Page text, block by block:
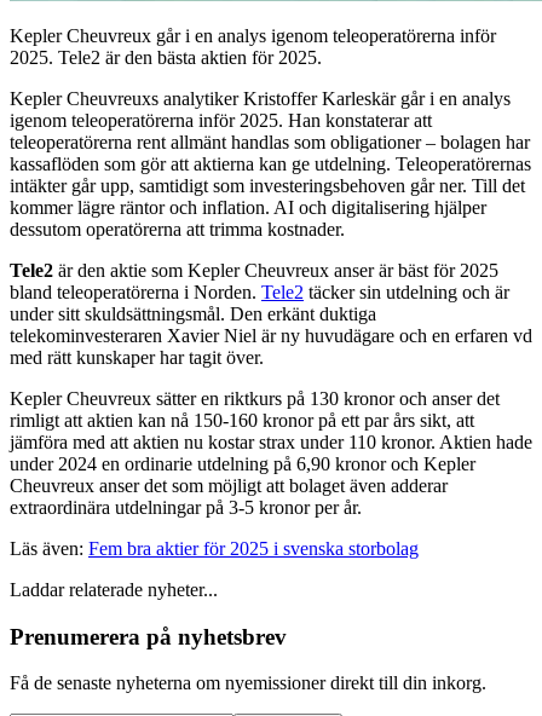
Kepler Cheuvreux går i en analys igenom teleoperatörerna inför
2025. Tele2 är den bästa aktien för 2025.
Kepler Cheuvreuxs analytiker Kristoffer Karleskär går i en analys
igenom teleoperatörerna inför 2025. Han konstaterar att
teleoperatörerna rent allmänt handlas som obligationer – bolagen har
kassaflöden som gör att aktierna kan ge utdelning. Teleoperatörernas
intäkter går upp, samtidigt som investeringsbehoven går ner. Till det
kommer lägre räntor och inflation. AI och digitalisering hjälper
dessutom operatörerna att trimma kostnader.
Tele2 är den aktie som Kepler Cheuvreux anser är bäst för 2025
bland teleoperatörerna i Norden. Tele2 täcker sin utdelning och är
under sitt skuldsättningsmål. Den erkänt duktiga
telekominvesteraren Xavier Niel är ny huvudägare och en erfaren vd
med rätt kunskaper har tagit över.
Kepler Cheuvreux sätter en riktkurs på 130 kronor och anser det
rimligt att aktien kan nå 150-160 kronor på ett par års sikt, att
jämföra med att aktien nu kostar strax under 110 kronor. Aktien hade
under 2024 en ordinarie utdelning på 6,90 kronor och Kepler
Cheuvreux anser det som möjligt att bolaget även adderar
extraordinära utdelningar på 3-5 kronor per år.
Läs även: Fem bra aktier för 2025 i svenska storbolag
Laddar relaterade nyheter...
Prenumerera på nyhetsbrev
Få de senaste nyheterna om nyemissioner direkt till din inkorg.